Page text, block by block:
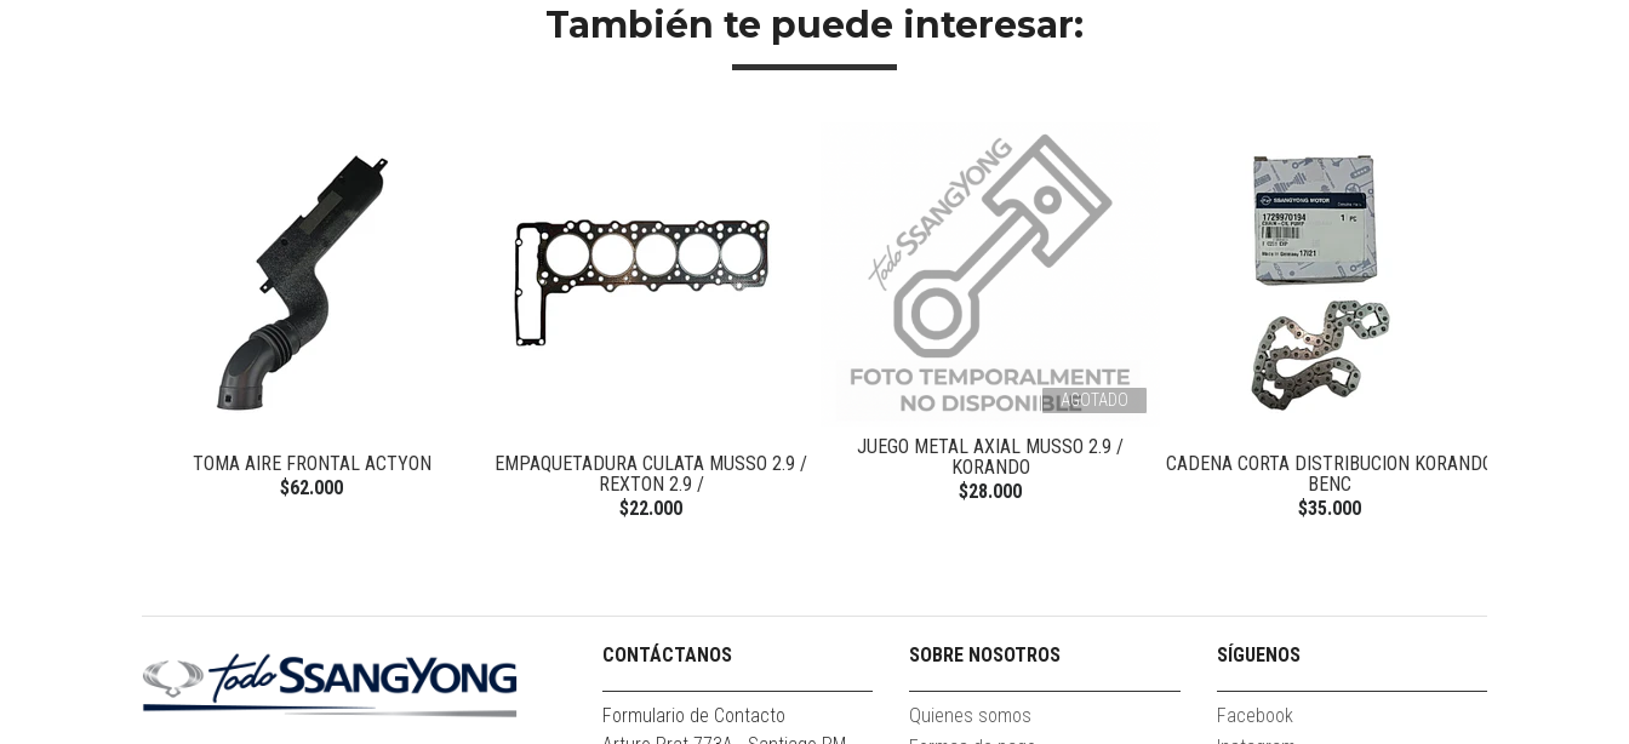
También te puede interesar:
TOMA AIRE FRONTAL ACTYON
$62.000
EMPAQUETADURA CULATA MUSSO 2.9 /
REXTON 2.9 /
$22.000
AGOTADO
JUEGO METAL AXIAL MUSSO 2.9 /
KORANDO
$28.000
CADENA CORTA DISTRIBUCION KORANDO
BENC
$35.000
CONTÁCTANOS
Formulario de Contacto
SOBRE NOSOTROS
Quienes somos
SÍGUENOS
Facebook